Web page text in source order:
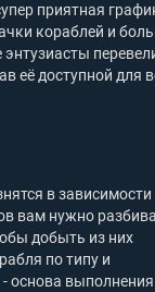
приятная
кораблей и
её доступной для
в зависимости
вам нужно
добыть из них
по типу и
основа выполнения